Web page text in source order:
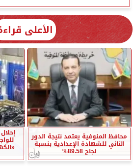
الأعلى
محافظ المنوفية يعتمد نتيجة الدور
الثاني للشهادة الإعدادية بنسبة
نجاح 89.58%